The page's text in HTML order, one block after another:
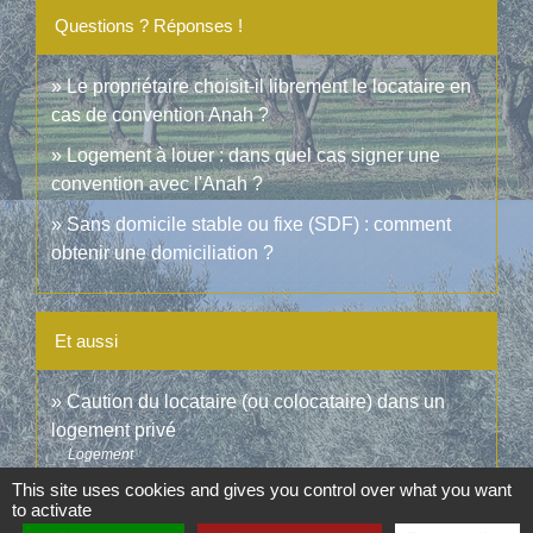
Questions ? Réponses !
Le propriétaire choisit-il librement le locataire en
cas de convention Anah ?
Logement à louer : dans quel cas signer une
convention avec l'Anah ?
Sans domicile stable ou fixe (SDF) : comment
obtenir une domiciliation ?
Et aussi
Caution du locataire (ou colocataire) dans un
logement privé
Logement
This site uses cookies and gives you control over what you want
to activate